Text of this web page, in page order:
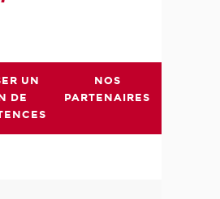
UN
DE
NOS
PARTENAIRES